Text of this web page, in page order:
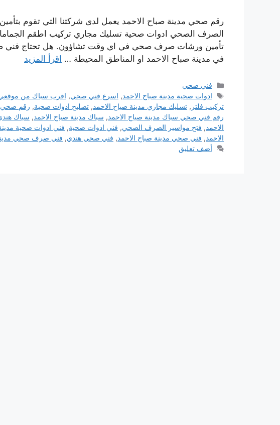
رقم صحي مدينة صباح الاحمد يعمل لدى شركتنا التي تقوم
الصرف الصحي ادوات صحية تسليك مجاري تركيب اطقم
تأمين ورشات صرف صحي في اي وقت تشاؤون. هل تحتاج فني
في مدينة صباح الاحمد او المناطق المحيطة … اقرأ المزيد
التصنيفات
فني صحي
الوسوم
ادوات صحية مدينة صباح الاحمد, اسرع فني صحي, اقرب سباك من
تركيب فلتر , تسليك مجاري مدينة صباح الاحمد, تصليح ادوات صحية, رقم صحي
رقم فني صحي سباك مدينة صباح الاحمد, سباك مدينة صباح الاحمد, سباك
الاحمد, فتح مواسير الصرف الصحي, فني ادوات صحية, فني ادوات صحية
الاحمد, فني صحي مدينة صباح الاحمد, فني صحي هندي, فني صرف صحي مدينة
أضف تعليق